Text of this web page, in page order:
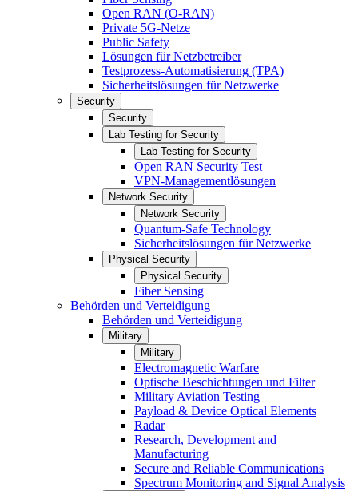
Open RAN (O-RAN)
Private 5G-Netze
Public Safety
Lösungen für Netzbetreiber
Testprozess-Automatisierung (TPA)
Sicherheitslösungen für Netzwerke
Security
Security
Lab Testing for Security
Lab Testing for Security
Open RAN Security Test
VPN-Managementlösungen
Network Security
Network Security
Quantum-Safe Technology
Sicherheitslösungen für Netzwerke
Physical Security
Physical Security
Fiber Sensing
Behörden und Verteidigung
Behörden und Verteidigung
Military
Military
Electromagnetic Warfare
Optische Beschichtungen und Filter
Military Aviation Testing
Payload & Device Optical Elements
Radar
Research, Development and
Manufacturing
Secure and Reliable Communications
Spectrum Monitoring and Signal Analysis